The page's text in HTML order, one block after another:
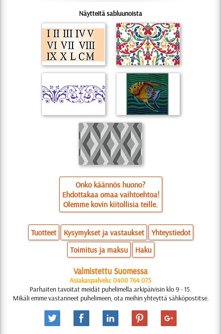
Näytteitä sabluunoista
Onko käännös huono?
Ehdottakaa omaa vaihtoehtoa!
Olemme kovin kiitollisia teille.
Tuotteet Kysymykset ja vastaukset
Yhteystiedot
Toimitus ja maksu
Haku
Valmistettu Suomessa
Asiakaspalvelu: 0400 764 075
Parhaiten tavoitat meidät puhelimella arkipäivisin klo 9 - 15.
Mikäli emme vastanneet puhelimeen, ota meihin yhteyttä sähköpostitse.